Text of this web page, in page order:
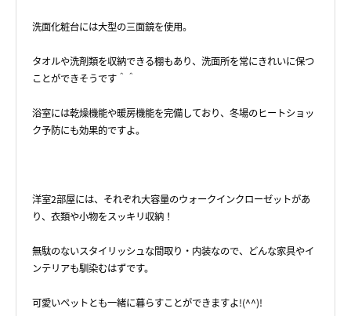
洗面化粧台には大型の三面鏡を使用。
タオルや洗剤類を収納できる棚もあり、洗面所を常にきれいに保つ
ことができそうです＾＾
浴室には乾燥機能や暖房機能を完備しており、冬場のヒートショッ
ク予防にも効果的ですよ。
洋室2部屋には、それぞれ大容量のウォークインクローゼットがあ
り、衣類や小物をスッキリ収納！
無駄のないスタイリッシュな間取り・内装なので、どんな家具やイ
ンテリアも馴染むはずです。
可愛いペットとも一緒に暮らすことができますよ!(^^)!